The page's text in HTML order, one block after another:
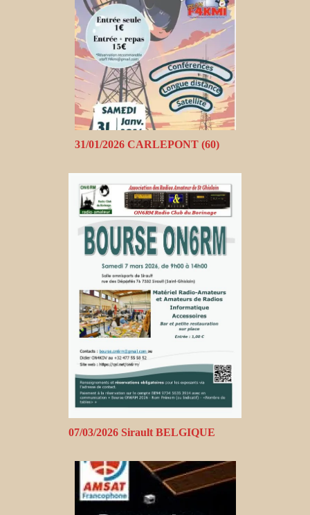
31/01/2026 CARLEPONT (60)
07/03/2026 Sirault BELGIQUE